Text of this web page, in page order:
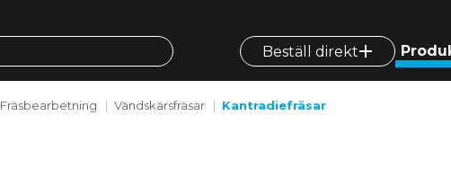
Beställ direkt
Fräsbearbetning Vändskärsfräsar Kantradiefräsar